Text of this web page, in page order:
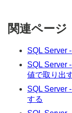
関連ページ
SQL Server
SQL Server
値で取り出
SQL Server
する